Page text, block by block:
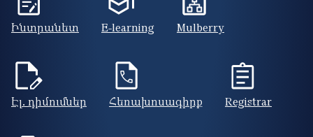
Ինտրանետ E-learning Mulberry
Էլ. դիմումներ Հեռախոսագիրք Registrar